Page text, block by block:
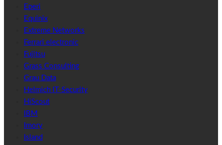
Eperi
Equinix
Extreme Networks
Ferrari electronic
Fujitsu
Grass Consulting
Grau Data
Helmich IT-Security
HiScout
IBM
Imory
Island